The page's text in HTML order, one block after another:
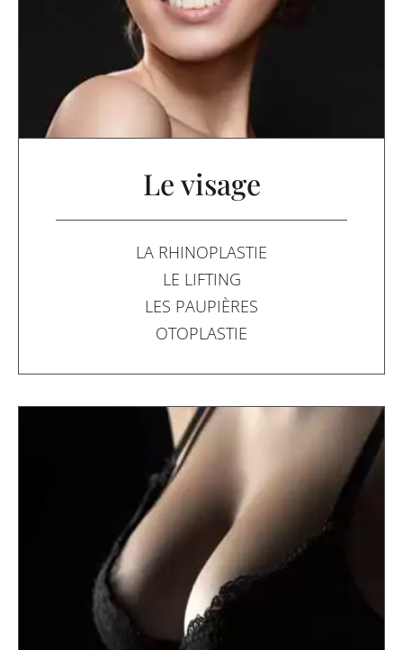
Le visage
LA RHINOPLASTIE
LE LIFTING
LES PAUPIÈRES
OTOPLASTIE